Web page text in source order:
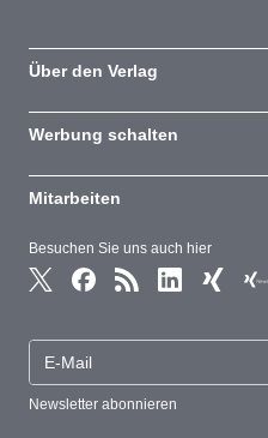
Besuchen Sie uns auch hier
Newsletter abonnieren
Über den Verlag
Werbung schalten
Mitarbeiten